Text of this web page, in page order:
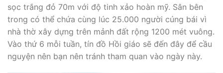
sọc trắng đỏ 70m với độ tinh xảo hoàn mỹ. Sân bên
trong có thể chứa cùng lúc 25.000 người cúng bái vì
nhà thờ xây dựng trên mảnh đất rộng 1200 mét vuông.
Vào thứ 6 mỗi tuần, tín đồ Hồi giáo sẽ đến đây để cầu
nguyện nên bạn nên tránh tham quan vào ngày này.